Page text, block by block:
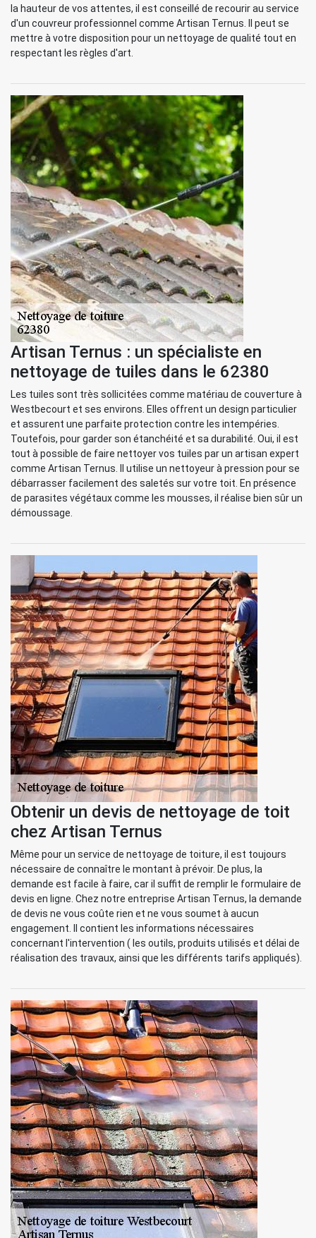
la hauteur de vos attentes, il est conseillé de recourir au service
d'un couvreur professionnel comme Artisan Ternus. Il peut se
mettre à votre disposition pour un nettoyage de qualité tout en
respectant les règles d'art.
Artisan Ternus : un spécialiste en
nettoyage de tuiles dans le 62380
Les tuiles sont très sollicitées comme matériau de couverture à
Westbecourt et ses environs. Elles offrent un design particulier
et assurent une parfaite protection contre les intempéries.
Toutefois, pour garder son étanchéité et sa durabilité. Oui, il est
tout à possible de faire nettoyer vos tuiles par un artisan expert
comme Artisan Ternus. Il utilise un nettoyeur à pression pour se
débarrasser facilement des saletés sur votre toit. En présence
de parasites végétaux comme les mousses, il réalise bien sûr un
démoussage.
Obtenir un devis de nettoyage de toit
chez Artisan Ternus
Même pour un service de nettoyage de toiture, il est toujours
nécessaire de connaître le montant à prévoir. De plus, la
demande est facile à faire, car il suffit de remplir le formulaire de
devis en ligne. Chez notre entreprise Artisan Ternus, la demande
de devis ne vous coûte rien et ne vous soumet à aucun
engagement. Il contient les informations nécessaires
concernant l'intervention ( les outils, produits utilisés et délai de
réalisation des travaux, ainsi que les différents tarifs appliqués).